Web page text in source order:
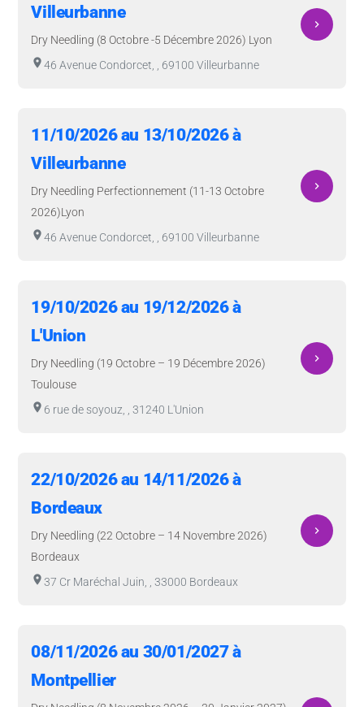
Villeurbanne
Dry Needling (8 Octobre -5 Décembre 2026) Lyon
room 46 Avenue Condorcet, , 69100 Villeurbanne
navigate_next
11/10/2026 au 13/10/2026 à
Villeurbanne
Dry Needling Perfectionnement (11-13 Octobre
2026)Lyon
room 46 Avenue Condorcet, , 69100 Villeurbanne
navigate_next
19/10/2026 au 19/12/2026 à
L'Union
Dry Needling (19 Octobre – 19 Décembre 2026)
Toulouse
room 6 rue de soyouz, , 31240 L'Union
navigate_next
22/10/2026 au 14/11/2026 à
Bordeaux
Dry Needling (22 Octobre – 14 Novembre 2026)
Bordeaux
room 37 Cr Maréchal Juin, , 33000 Bordeaux
navigate_next
08/11/2026 au 30/01/2027 à
Montpellier